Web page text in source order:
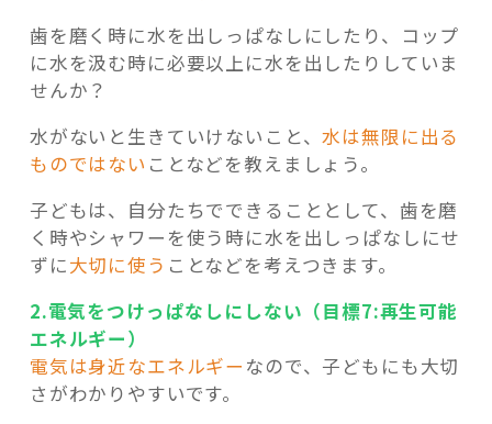
歯を磨く時に水を出しっぱなしにしたり、コップ
に水を汲む時に必要以上に水を出したりしていま
せんか？
水がないと生きていけないこと、水は無限に出る
ものではない ことなどを教えましょう。
子どもは、自分たちでできることとして、歯を磨
く時やシャワーを使う時に水を出しっぱなしにせ
ずに大切に使う ことなどを考えつきます。
2.電気をつけっぱなしにしない（目標7:再生可能
エネルギー）
電気は身近なエネルギー なので、子どもにも大切
さがわかりやすいです。